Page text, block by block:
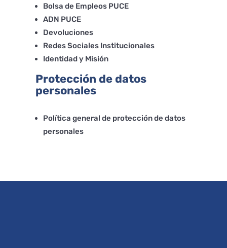
Bolsa de Empleos PUCE
ADN PUCE
Devoluciones
Redes Sociales Institucionales
Identidad y Misión
Protección de datos
personales
Política general de protección de datos
personales